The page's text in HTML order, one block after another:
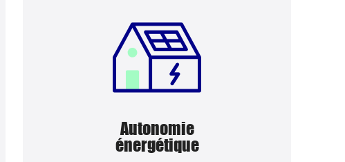
Autonomie
énergétique